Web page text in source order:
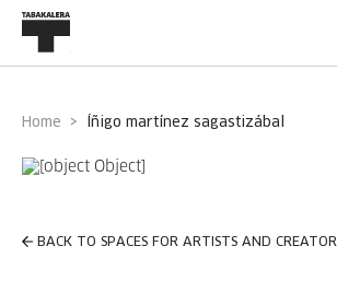
Home íñigo martínez sagastizábal
BACK TO SPACES FOR ARTISTS AND